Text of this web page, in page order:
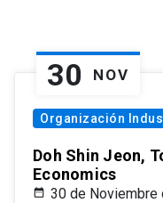
30 NOV
Organización
Doh Shin Jeon,
Economics
30 de Noviembre